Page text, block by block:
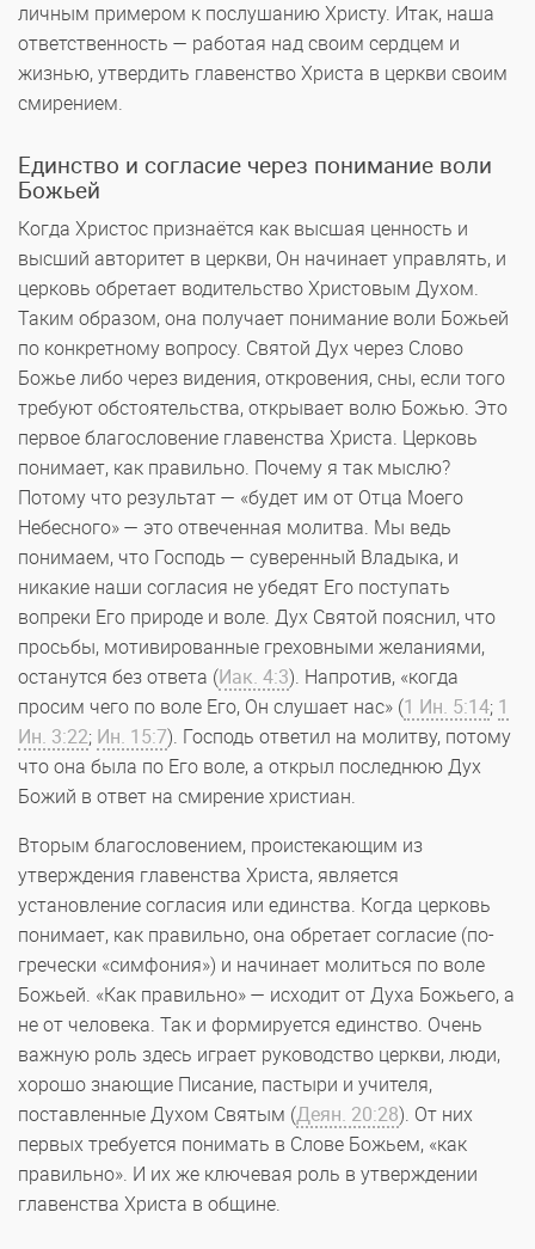
личным примером к послушанию Христу. Итак, наша
ответственность — работая над своим сердцем и
жизнью, утвердить главенство Христа в церкви своим
смирением.
Единство и согласие через понимание воли
Божьей
Когда Христос признаётся как высшая ценность и
высший авторитет в церкви, Он начинает управлять, и
церковь обретает водительство Христовым Духом.
Таким образом, она получает понимание воли Божьей
по конкретному вопросу. Святой Дух через Слово
Божье либо через видения, откровения, сны, если того
требуют обстоятельства, открывает волю Божью. Это
первое благословение главенства Христа. Церковь
понимает, как правильно. Почему я так мыслю?
Потому что результат — «будет им от Отца Моего
Небесного» — это отвеченная молитва. Мы ведь
понимаем, что Господь — суверенный Владыка, и
никакие наши согласия не убедят Его поступать
вопреки Его природе и воле. Дух Святой пояснил, что
просьбы, мотивированные греховными желаниями,
останутся без ответа (Иак. 4:3). Напротив, «когда
просим чего по воле Его, Он слушает нас» (1 Ин. 5:14; 1
Ин. 3:22; Ин. 15:7). Господь ответил на молитву, потому
что она была по Его воле, а открыл последнюю Дух
Божий в ответ на смирение христиан.
Вторым благословением, проистекающим из
утверждения главенства Христа, является
установление согласия или единства. Когда церковь
понимает, как правильно, она обретает согласие (по-
гречески «симфония») и начинает молиться по воле
Божьей. «Как правильно» — исходит от Духа Божьего, а
не от человека. Так и формируется единство. Очень
важную роль здесь играет руководство церкви, люди,
хорошо знающие Писание, пастыри и учителя,
поставленные Духом Святым (Деян. 20:28). От них
первых требуется понимать в Слове Божьем, «как
правильно». И их же ключевая роль в утверждении
главенства Христа в общине.